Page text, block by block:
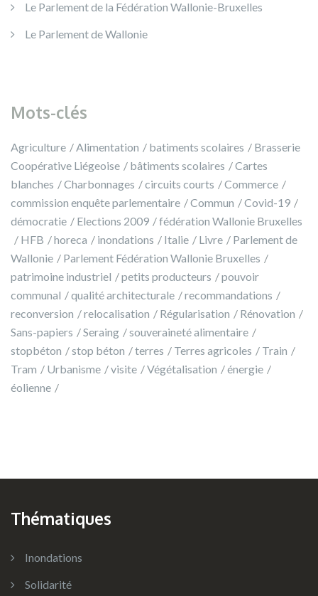
Le Parlement de la Fédération Wallonie-Bruxelles
Le Parlement de Wallonie
Mots-clés
Agriculture Alimentation batiments scolaires
Brasserie
Coopérative Liégeoise
bâtiments scolaires
Cartes
blanches
Charbonnages circuits courts
Commerce
commission enquête parlementaire
Commun
Covid-19
démocratie
Elections 2009
fédération Wallonie Bruxelles
HFB
horeca inondations Italie Livre
Parlement de
Wallonie
Parlement Fédération Wallonie Bruxelles
patrimoine industriel
petits producteurs
pouvoir
communal
qualité architecturale
recommandations
reconversion
relocalisation Régularisation
Rénovation
Sans-papiers
Seraing
souveraineté alimentaire
stopbéton
stop béton terres Terres agricoles
Train
Tram
Urbanisme visite Végétalisation
énergie
éolienne
Thématiques
Inondations
Solidarité